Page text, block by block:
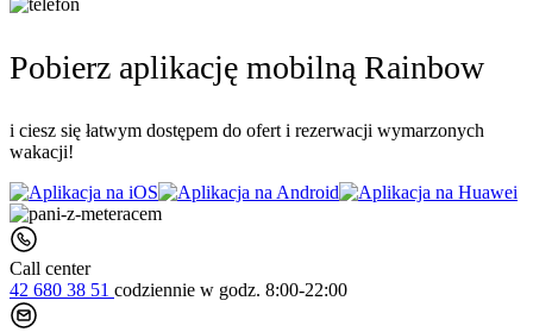
Pobierz aplikację mobilną Rainbow
i ciesz się łatwym dostępem do ofert i rezerwacji wymarzonych
wakacji!
Call center
42 680 38 51 codziennie w godz. 8:00-22:00